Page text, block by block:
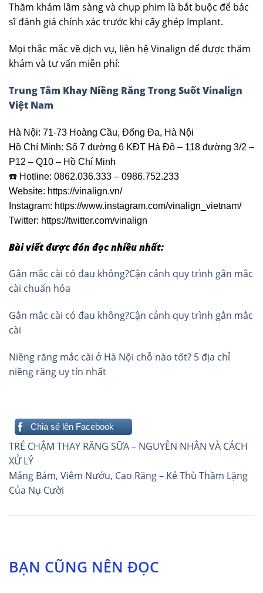
Thăm khám lâm sàng và chụp phim là bắt buộc để bác
sĩ đánh giá chính xác trước khi cấy ghép Implant.
Mọi thắc mắc về dịch vụ, liên hệ Vinalign để được thăm
khám và tư vấn miễn phí:
Trung Tâm Khay Niềng Răng Trong Suốt Vinalign
Việt Nam
Hà Nội: 71-73 Hoàng Cầu, Đống Đa, Hà Nội
Hồ Chí Minh: Số 7 đường 6 KĐT Hà Đô – 118 đường 3/2 –
P12 – Q10 – Hồ Chí Minh
☎️ Hotline: 0862.036.333 – 0986.752.233
Website: https://vinalign.vn/
Instagram: https://www.instagram.com/vinalign_vietnam/
Twitter: https://twitter.com/vinalign
Bài viết được đón đọc nhiều nhất:
Gắn mắc cài có đau không?Cận cảnh quy trình gắn mắc
cài chuẩn hóa
Gắn mắc cài có đau không?Cận cảnh quy trình gắn mắc
cài
Niềng răng mắc cài ở Hà Nội chỗ nào tốt? 5 địa chỉ
niềng răng uy tín nhất
Chia sẻ lên Facebook
Điều
hướng
bài
viết
TRẺ CHẬM THAY RĂNG SỮA – NGUYÊN NHÂN VÀ CÁCH
XỬ LÝ
Mảng Bám, Viêm Nướu, Cao Răng – Kẻ Thù Thầm Lặng
Của Nụ Cười
BẠN CŨNG NÊN ĐỌC